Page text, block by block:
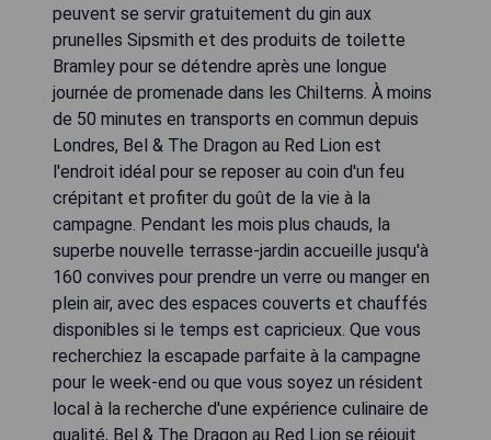
peuvent se servir gratuitement du gin aux
prunelles Sipsmith et des produits de toilette
Bramley pour se détendre après une longue
journée de promenade dans les Chilterns. À moins
de 50 minutes en transports en commun depuis
Londres, Bel & The Dragon au Red Lion est
l'endroit idéal pour se reposer au coin d'un feu
crépitant et profiter du goût de la vie à la
campagne. Pendant les mois plus chauds, la
superbe nouvelle terrasse-jardin accueille jusqu'à
160 convives pour prendre un verre ou manger en
plein air, avec des espaces couverts et chauffés
disponibles si le temps est capricieux. Que vous
recherchiez la escapade parfaite à la campagne
pour le week-end ou que vous soyez un résident
local à la recherche d'une expérience culinaire de
qualité, Bel & The Dragon au Red Lion se réjouit